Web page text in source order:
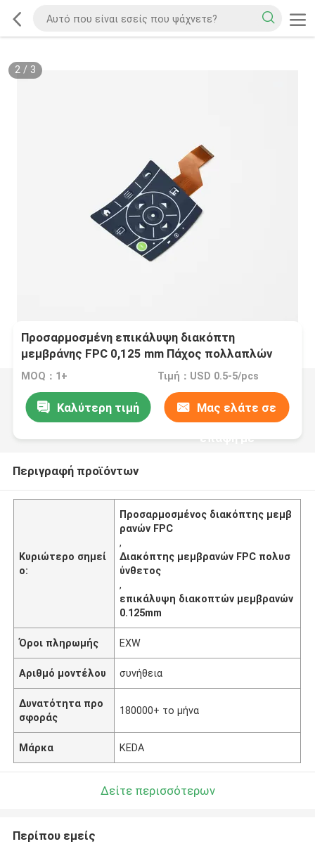
2/ 3
Προσαρμοσμένη επικάλυψη διακόπτη
μεμβράνης FPC 0,125 mm Πάχος πολλαπλών
λειτουργιών
MOQ：1+ Τιμή：USD 0.5-5/pcs
Καλύτερη τιμή Μας ελάτε σε
επαφή με
Περιγραφή προϊόντων
Κυριώτερο σημεί
ο:
Προσαρμοσμένος διακόπτης μεμβ
ρανών FPC
,
Διακόπτης μεμβρανών FPC πολυσ
ύνθετος
,
επικάλυψη διακοπτών μεμβρανών
0.125mm
Όροι πληρωμής EXW
Αριθμό μοντέλου συνήθεια
Δυνατότητα προ
σφοράς
180000+ το μήνα
Μάρκα KEDA
Δείτε περισσότερων
Περίπου εμείς